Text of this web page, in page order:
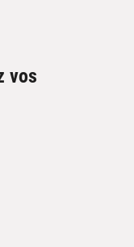
vos